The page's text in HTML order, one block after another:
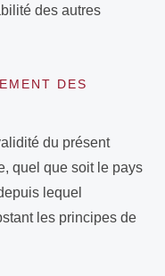
des autres
DES
du présent
quel que soit le pays
lequel
les principes de